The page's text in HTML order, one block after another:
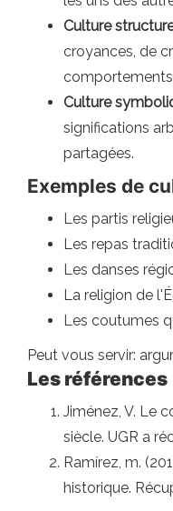
Culture
croyances, de
Culture
significations
partagées.
Exemples de
Les partis
Les repas
Les danses
La religion de
Les coutumes
Peut vous servir:
Les références
Jiménez, V. Le
siècle. UGR a
Ramírez, m.
historique.